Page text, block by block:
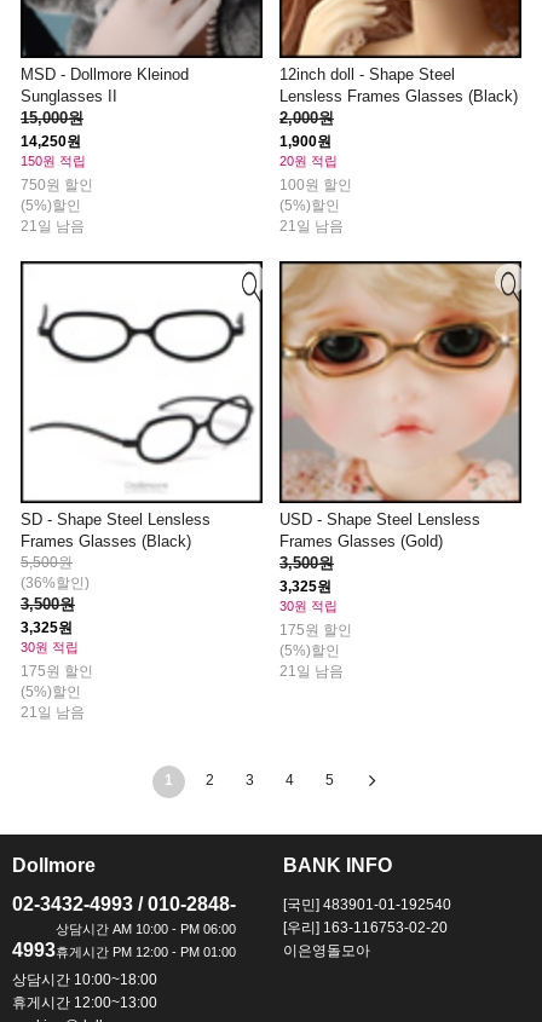
MSD - Dollmore Kleinod
Sunglasses II
15,000원
14,250원
150원 적립
750원 할인
(5%)할인
21일 남음
12inch doll - Shape Steel
Lensless Frames Glasses (Black)
2,000원
1,900원
20원 적립
100원 할인
(5%)할인
21일 남음
SD - Shape Steel Lensless
Frames Glasses (Black)
5,500원
(36%할인)
3,500원
3,325원
30원 적립
175원 할인
(5%)할인
21일 남음
USD - Shape Steel Lensless
Frames Glasses (Gold)
3,500원
3,325원
30원 적립
175원 할인
(5%)할인
21일 남음
1 2 3 4 5
Dollmore
02-3432-4993 / 010-2848-
4993
상담시간 10:00~18:00
휴게시간 12:00~13:00
BANK INFO
[국민] 483901-01-192540
[우리] 163-116753-02-20
이은영돌모아